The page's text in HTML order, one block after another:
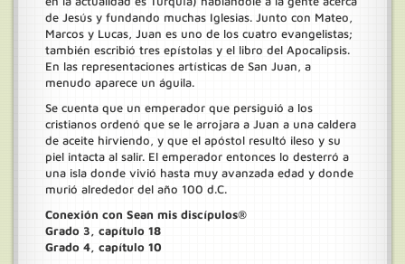
de Jesús y fundando muchas Iglesias. Junto con Mateo,
Marcos y Lucas, Juan es uno de los cuatro evangelistas;
también escribió tres epístolas y el libro del Apocalipsis.
En las representaciones artísticas de San Juan, a
menudo aparece un águila.
Se cuenta que un emperador que persiguió a los
cristianos ordenó que se le arrojara a Juan a una caldera
de aceite hirviendo, y que el apóstol resultó ileso y su
piel intacta al salir. El emperador entonces lo desterró a
una isla donde vivió hasta muy avanzada edad y donde
murió alrededor del año 100 d.C.
Conexión con Sean mis discípulos®
Grado 3, capítulo 18
Grado 4, capítulo 10